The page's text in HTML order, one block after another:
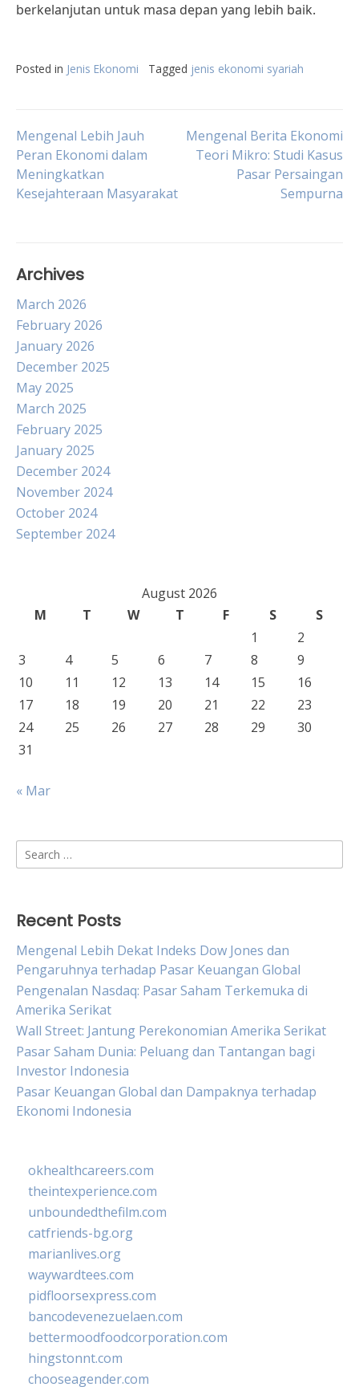
berkelanjutan untuk masa depan yang lebih baik.
Posted in Jenis Ekonomi Tagged jenis ekonomi syariah
Post
navigation
Mengenal Lebih Jauh
Peran Ekonomi dalam
Meningkatkan
Kesejahteraan Masyarakat
Mengenal Berita Ekonomi
Teori Mikro: Studi Kasus
Pasar Persaingan
Sempurna
Archives
March 2026
February 2026
January 2026
December 2025
May 2025
March 2025
February 2025
January 2025
December 2024
November 2024
October 2024
September 2024
August 2026
M
T W T F S
S
1
2
3
4 5 6 7 8
9
10
11 12 13 14 15
16
17
18 19 20 21 22
23
24
25 26 27 28 29
30
31
« Mar
Search
for:
Recent Posts
Mengenal Lebih Dekat Indeks Dow Jones dan
Pengaruhnya terhadap Pasar Keuangan Global
Pengenalan Nasdaq: Pasar Saham Terkemuka di
Amerika Serikat
Wall Street: Jantung Perekonomian Amerika Serikat
Pasar Saham Dunia: Peluang dan Tantangan bagi
Investor Indonesia
Pasar Keuangan Global dan Dampaknya terhadap
Ekonomi Indonesia
okhealthcareers.com
theintexperience.com
unboundedthefilm.com
catfriends-bg.org
marianlives.org
waywardtees.com
pidfloorsexpress.com
bancodevenezuelaen.com
bettermoodfoodcorporation.com
hingstonnt.com
chooseagender.com